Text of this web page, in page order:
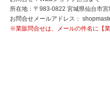
所在地：〒983-0822 宮城県仙台市
お問合せメールアドレス：
※業販問合せは、メールの件名に【